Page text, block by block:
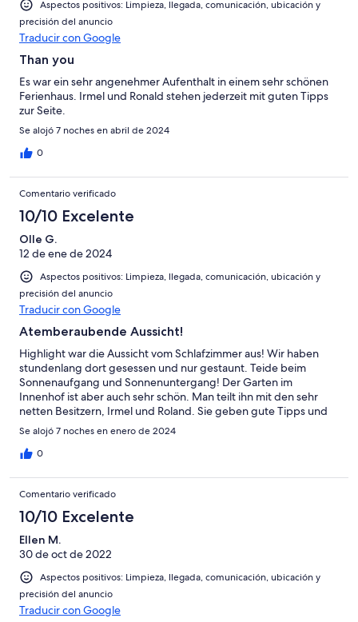
Aspectos positivos: Limpieza, llegada, comunicación, ubicación y
precisión del anuncio
Traducir con Google
Than you
Es war ein sehr angenehmer Aufenthalt in einem sehr schönen
Ferienhaus. Irmel und Ronald stehen jederzeit mit guten Tipps
zur Seite.
Se alojó 7 noches en abril de 2024
0
Comentario verificado
10/10 Excelente
Olle G.
12 de ene de 2024
Aspectos positivos: Limpieza, llegada, comunicación, ubicación y
precisión del anuncio
Traducir con Google
Atemberaubende Aussicht!
Highlight war die Aussicht vom Schlafzimmer aus! Wir haben
stundenlang dort gesessen und nur gestaunt. Teide beim
Sonnenaufgang und Sonnenuntergang! Der Garten im
Innenhof ist aber auch sehr schön. Man teilt ihn mit den sehr
netten Besitzern, Irmel und Roland. Sie geben gute Tipps und
sind warmherzig.
Se alojó 7 noches en enero de 2024
0
Comentario verificado
10/10 Excelente
Ellen M.
30 de oct de 2022
Aspectos positivos: Limpieza, llegada, comunicación, ubicación y
precisión del anuncio
Traducir con Google